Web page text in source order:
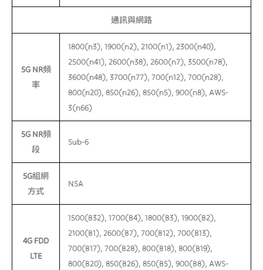
通訊與網路
5G NR頻
率
1800(n3), 1900(n2), 2100(n1), 2300(n40),
2500(n41), 2600(n38), 2600(n7), 3500(n78),
3600(n48), 3700(n77), 700(n12), 700(n28),
800(n20), 850(n26), 850(n5), 900(n8), AWS-
3(n66)
5G NR頻
段
Sub-6
5G組網
方式
NSA
4G FDD
LTE
1500(B32), 1700(B4), 1800(B3), 1900(B2),
2100(B1), 2600(B7), 700(B12), 700(B13),
700(B17), 700(B28), 800(B18), 800(B19),
800(B20), 850(B26), 850(B5), 900(B8), AWS-